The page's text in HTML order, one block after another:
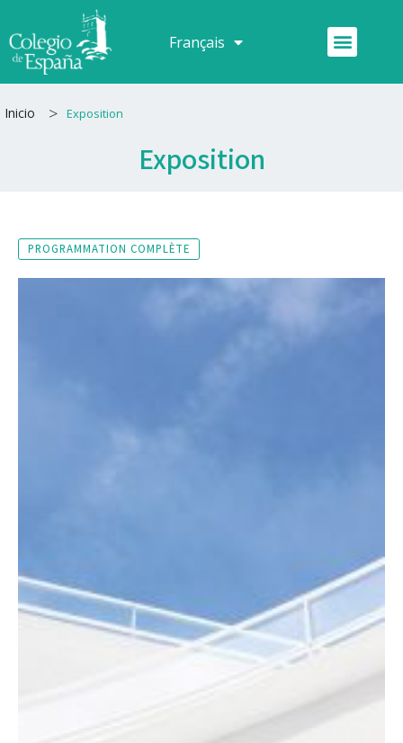
au
contenu
Français
Español Menu
Inicio > Exposition
Exposition
PROGRAMMATION COMPLÈTE